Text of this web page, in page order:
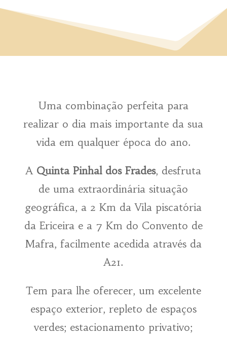
Uma combinação perfeita para
realizar o dia mais importante da sua
vida em qualquer época do ano.
A Quinta Pinhal dos Frades, desfruta
de uma extraordinária situação
geográfica, a 2 Km da Vila piscatória
da Ericeira e a 7 Km do Convento de
Mafra, facilmente acedida através da
A21.
Tem para lhe oferecer, um excelente
espaço exterior, repleto de espaços
verdes; estacionamento privativo;